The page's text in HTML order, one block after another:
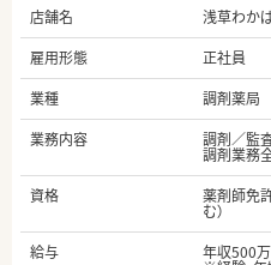
店舗名
浅草わか
雇用形態
正社員
業種
調剤薬局
業務内容
調剤／監
調剤業務
資格
薬剤師免
む）
給与
年収500